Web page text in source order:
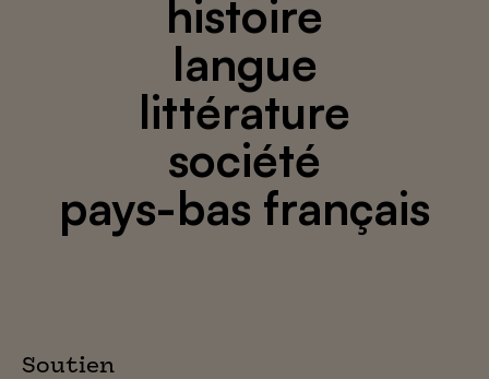
histoire
langue
littérature
société
pays-bas français
Soutien